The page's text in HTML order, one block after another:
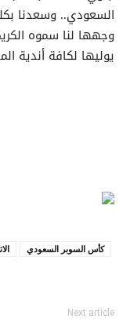
السعودي.. وسعدنا
وجهها لنا سموه
يوليها لكافة أندية
كأس السوبر السعودي
Next article